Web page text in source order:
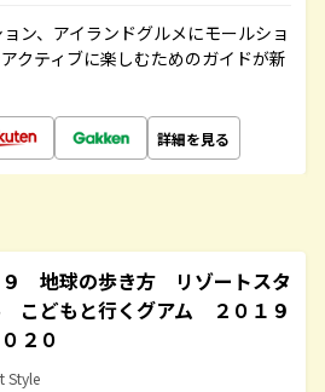
ン、アイランドグルメにモールショ
クティブに楽しむためのガイドが新
詳細を見る
９ 地球の歩き方 リゾートスタ
こどもと行くグアム ２０１９
２０
Style